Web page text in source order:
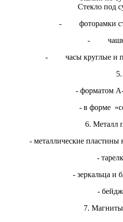
Стекло под
- фоторамки
-
- часы круглые и
5.
- форматом
- в форме
6. Металл под
- металлические пластины
-
- зеркальца и
-
7. Магниты на